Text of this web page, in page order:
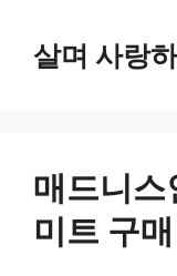
살며 사랑
매드니스
미트 구매